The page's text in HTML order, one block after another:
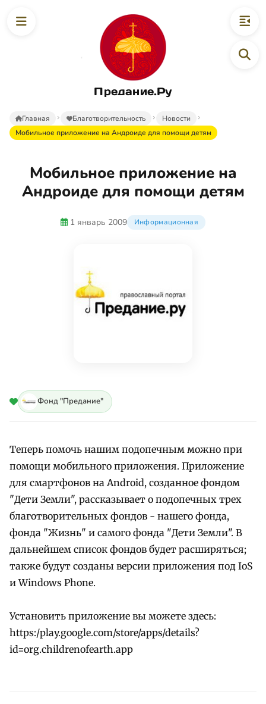
Предание.Ру
Главная Благотворительность
Новости
Мобильное приложение на Андроиде для помощи детям
Мобильное приложение на
Андроиде для помощи детям
1 январь 2009 Информационная
Фонд "Предание"
Теперь помочь нашим подопечным можно при
помощи мобильного приложения. Приложение
для смартфонов на Android, созданное фондом
"Дети Земли", рассказывает о подопечных трех
благотворительных фондов - нашего фонда,
фонда "Жизнь" и самого фонда "Дети Земли". В
дальнейшем список фондов будет расширяться;
также будут созданы версии приложения под IoS
и Windows Phone.
Установить приложение вы можете здесь:
https:/play.google.com/store/apps/details?
id=org.childrenofearth.app